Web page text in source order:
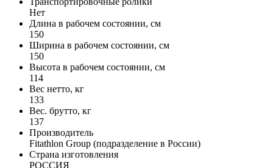
Нет
Длина в рабочем состоянии, см
150
Ширина в рабочем состоянии, см
150
Высота в рабочем состоянии, см
114
Вес нетто, кг
133
Вес. брутто, кг
137
Производитель
Fitathlon Group (подразделение в России)
Страна изготовления
РОССИЯ